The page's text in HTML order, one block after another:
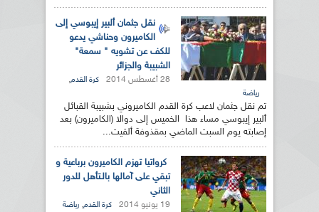
نقل جثمان ألبير إيبوسي إلى
الكاميرون وحناشي يدعو
للكف عن تشويه " سمعة"
الشبيبة والجزائر
28 أغسطس 2014 كرة القدم,
رياضة
تم نقل جثمان لاعب كرة القدم الكاميروني بشبيبة القبائل
ألبير إيبوسي مساء هذا الخميس إلى دوالا (الكاميرون) بعد
إصابته يوم السبت الماضي بمقذوفة ألقيت...
كرواتيا تهزم الكاميرون برباعية و
تبقي على آمالها بالـتأهل للدور
الثاني
19 يونيو 2014 كرة القدم, رياضة